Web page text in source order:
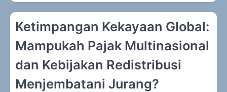
Ketimpangan Kekayaan Global:
Mampukah Pajak Multinasional
dan Kebijakan Redistribusi
Menjembatani Jurang?